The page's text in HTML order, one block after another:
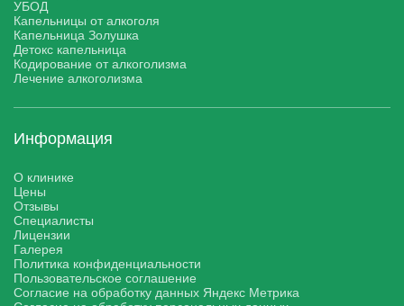
УБОД
Капельницы от алкоголя
Капельница Золушка
Детокс капельница
Кодирование от алкоголизма
Лечение алкоголизма
Информация
О клинике
Цены
Отзывы
Специалисты
Лицензии
Галерея
Политика конфиденциальности
Пользовательское соглашение
Согласие на обработку данных Яндекс Метрика